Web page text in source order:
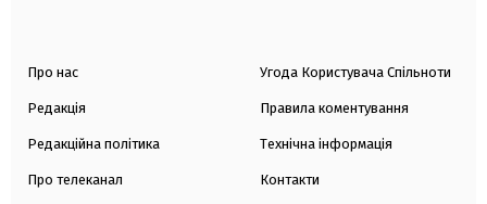
Про нас
Редакція
Редакційна політика
Про телеканал
Угода Користувача Спільноти
Правила коментування
Технічна інформація
Контакти